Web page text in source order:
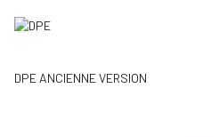
Montant estimé des dépenses
Date de référence des prix de
01/01/2021.
DPE ANCIENNE VERSION